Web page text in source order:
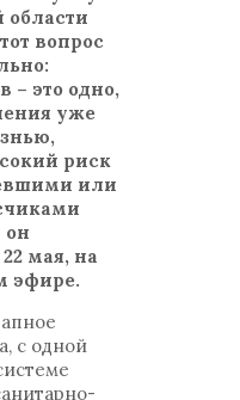
области
вопрос
– это одно,
уже
риск
или
он
мая, на
эфире.
с одной